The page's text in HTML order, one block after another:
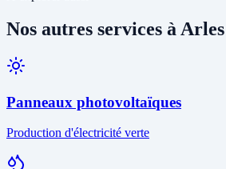
Nos autres services à
Panneaux photovoltaïques
Production d'électricité verte